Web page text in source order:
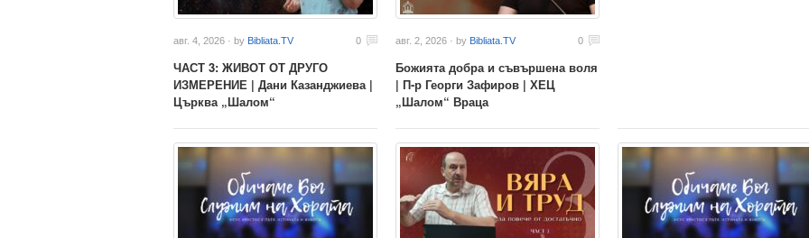
авг. 4, 2026 · by Bibliata.TV 0
ЧАСТ 3: ЖИВОТ ОТ ДРУГО
ИЗМЕРЕНИЕ | Дани Казанджиева |
Църква „Шалом“
авг. 2, 2026 · by Bibliata.TV 0
Божията добра и съвършена воля
| П-р Георги Зафиров | ХЕЦ
„Шалом“ Враца